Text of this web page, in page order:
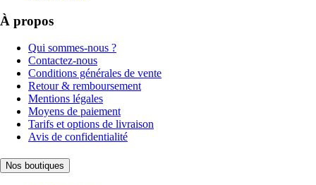
À propos
Qui sommes-nous ?
Contactez-nous
Conditions générales de vente
Retour & remboursement
Mentions légales
Moyens de paiement
Tarifs et options de livraison
Avis de confidentialité
Nos boutiques